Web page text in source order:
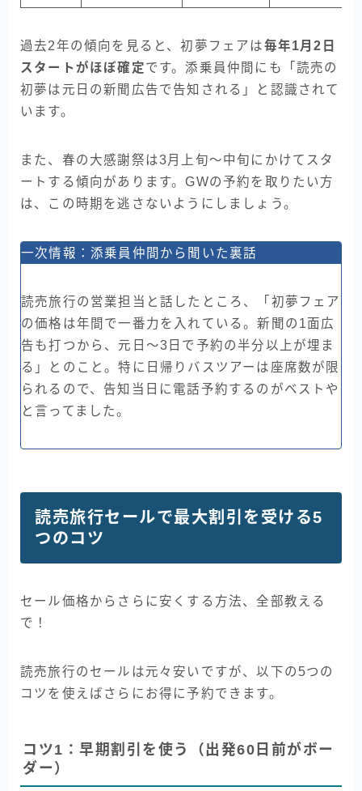
過去2年の傾向を見ると、初夢フェアは毎年1月2日
スタートがほぼ確定です。添乗員仲間にも「読売の
初夢は元日の新聞広告で告知される」と認識されて
います。
また、春の大感謝祭は3月上旬〜中旬にかけてスタ
ートする傾向があります。GWの予約を取りたい方
は、この時期を逃さないようにしましょう。
一次情報：添乗員仲間から聞いた裏話
読売旅行の営業担当と話したところ、「初夢フェア
の価格は年間で一番力を入れている。新聞の1面広
告も打つから、元日〜3日で予約の半分以上が埋ま
る」とのこと。特に日帰りバスツアーは座席数が限
られるので、告知当日に電話予約するのがベストや
と言ってました。
読売旅行セールで最大割引を受ける5
つのコツ
セール価格からさらに安くする方法、全部教える
で！
読売旅行のセールは元々安いですが、以下の5つの
コツを使えばさらにお得に予約できます。
コツ1：早期割引を使う（出発60日前がボー
ダー）